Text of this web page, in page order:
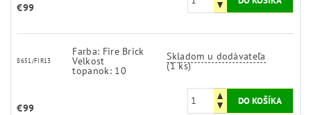
€99
8651/FIR13
Farba: Fire Brick
Velkost
topanok: 10
Skladom u dodávateľa
(1 ks)
€99